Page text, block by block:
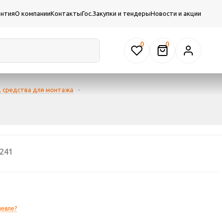
О компанииКонтактыГос.Закупки и тендерыНовости и акции
0
средства для монтажа
-